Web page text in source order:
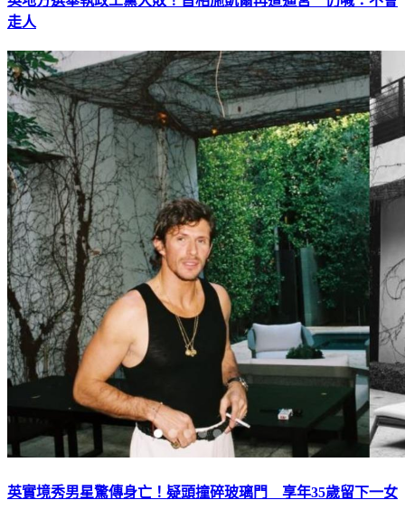
走人
英實境秀男星驚傳身亡！疑頭撞碎玻璃門 享年35歲留下一女